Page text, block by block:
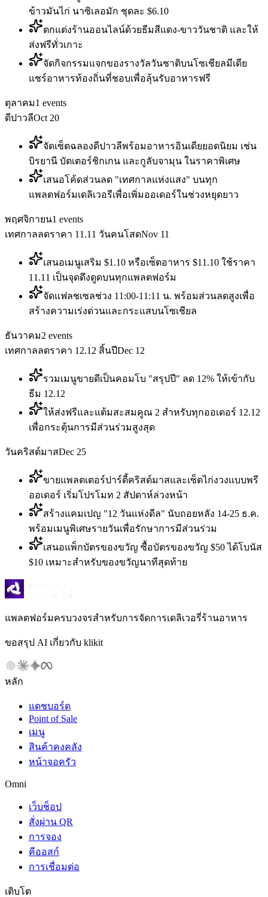
ข้าวมันไก่ นาซิเลอมัก ชุดละ $6.10
ตกแต่งร้านออนไลน์ด้วยธีมสีแดง-ขาววันชาติ และให้
ส่งฟรีทั่วเกาะ
จัดกิจกรรมแจกของรางวัลวันชาติบนโซเชียลมีเดีย
แชร์อาหารท้องถิ่นที่ชอบเพื่อลุ้นรับอาหารฟรี
ตุลาคม1 events
ดีปาวลีOct 20
จัดเซ็ตฉลองดีปาวลีพร้อมอาหารอินเดียยอดนิยม เช่น
บิรยานี บัตเตอร์ชิกเกน และกูลับจามุน ในราคาพิเศษ
เสนอโค้ดส่วนลด "เทศกาลแห่งแสง" บนทุก
แพลตฟอร์มเดลิเวอรีเพื่อเพิ่มออเดอร์ในช่วงหยุดยาว
พฤศจิกายน1 events
เทศกาลลดราคา 11.11 วันคนโสดNov 11
เสนอเมนูเสริม $1.10 หรือเซ็ตอาหาร $11.10 ใช้ราคา
11.11 เป็นจุดดึงดูดบนทุกแพลตฟอร์ม
จัดแฟลชเซลช่วง 11:00-11:11 น. พร้อมส่วนลดสูงเพื่อ
สร้างความเร่งด่วนและกระแสบนโซเชียล
ธันวาคม2 events
เทศกาลลดราคา 12.12 สิ้นปีDec 12
รวมเมนูขายดีเป็นคอมโบ "สรุปปี" ลด 12% ให้เข้ากับ
ธีม 12.12
ให้ส่งฟรีและแต้มสะสมคูณ 2 สำหรับทุกออเดอร์ 12.12
เพื่อกระตุ้นการมีส่วนร่วมสูงสุด
วันคริสต์มาสDec 25
ขายแพลตเตอร์ปาร์ตี้คริสต์มาสและเซ็ตไก่งวงแบบพรี
ออเดอร์ เริ่มโปรโมท 2 สัปดาห์ล่วงหน้า
สร้างแคมเปญ "12 วันแห่งดีล" นับถอยหลัง 14-25 ธ.ค.
พร้อมเมนูพิเศษรายวันเพื่อรักษาการมีส่วนร่วม
เสนอแพ็กบัตรของขวัญ ซื้อบัตรของขวัญ $50 ได้โบนัส
$10 เหมาะสำหรับของขวัญนาทีสุดท้าย
แพลตฟอร์มครบวงจรสำหรับการจัดการเดลิเวอรี่ร้านอาหาร
ขอสรุป AI เกี่ยวกับ klikit
หลัก
แดชบอร์ด
Point of Sale
เมนู
สินค้าคงคลัง
หน้าจอครัว
Omni
เว็บช็อป
สั่งผ่าน QR
การจอง
คีออสก์
การเชื่อมต่อ
เติบโต